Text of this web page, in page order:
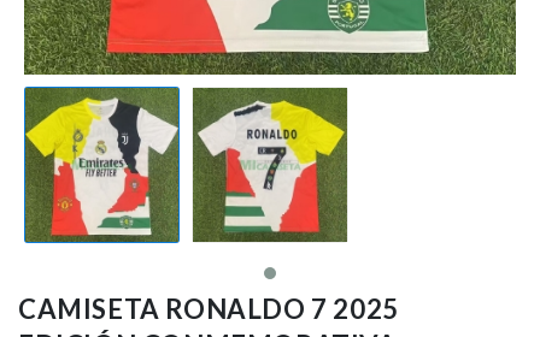
Niño
Ropa de Entrenamiento
Jugadores
CAMISETA RONALDO 7 2025